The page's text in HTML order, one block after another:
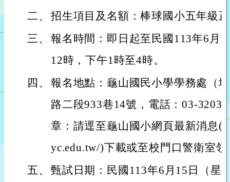
二、 招生項目及名額：棒球國小五年級
三、 報名時間：即日起至民國113年6月
12時，下午1時至4時。
四、 報名地點：龜山國民小學學務處（
路二段933巷14號，電話：03-
章：請逕至龜山國小網頁最新消息(
yc.edu.tw/)下載或至校門口警衛室領
五、 甄試日期：民國113年6月15日（星